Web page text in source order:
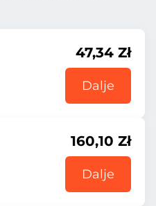
47,34 Zł
Dalje
160,10 Zł
Dalje